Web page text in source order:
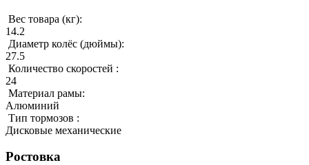
Вес товара (кг):
14.2
Диаметр колёс (дюймы):
27.5
Количество скоростей :
24
Материал рамы:
Алюминий
Тип тормозов :
Дисковые механические
Ростовка